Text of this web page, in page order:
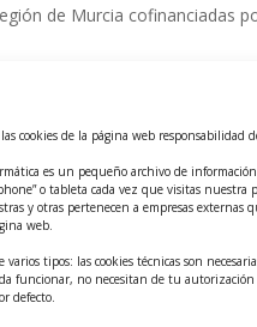
cookies de la página web responsabilidad
es un pequeño archivo de
o tableta cada vez que visitas nuestra
y otras pertenecen a empresas externas
web.
varios tipos: las cookies técnicas son
funcionar, no necesitan de tu autorización
defecto.
de Murcia cofinanciadas
ed.
el apoyo a las empresas
potencial tecnológico y
de Innovación. Ayudas
de servicios de